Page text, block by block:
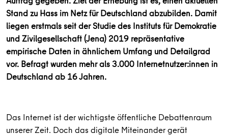
Stand zu Hass im Netz für Deutschland abzubilden. Damit
liegen erstmals seit der Studie des Instituts für Demokratie
und Zivilgesellschaft (Jena) 2019 repräsentative
empirische Daten in ähnlichem Umfang und Detailgrad
vor. Befragt wurden mehr als 3.000 Internetnutzer:innen in
Deutschland ab 16 Jahren.
Das Internet ist der wichtigste öffentliche Debattenraum
unserer Zeit. Doch das digitale Miteinander gerät